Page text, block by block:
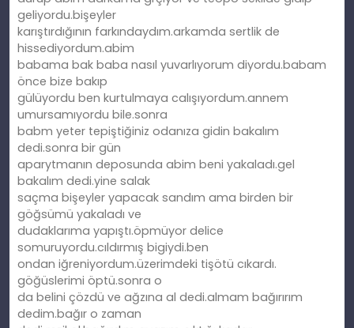
geliyordu.bişeyler
karıştırdığının farkındaydım.arkamda sertlik de
hissediyordum.abim
babama bak baba nasıl yuvarlıyorum diyordu.babam
önce bize bakıp
gülüyordu ben kurtulmaya calışıyordum.annem
umursamıyordu bile.sonra
babm yeter tepiştiğiniz odanıza gidin bakalım
dedi.sonra bir gün
aparytmanın deposunda abim beni yakaladı.gel
bakalım dedi.yine salak
saçma bişeyler yapacak sandım ama birden bir
göğsümü yakaladı ve
dudaklarıma yapıştı.öpmüyor delice
somuruyordu.cıldırmış bigiydi.ben
ondan iğreniyordum.üzerimdeki tişötü cıkardı.
göğüslerimi öptü.sonra o
da belini çözdü ve ağzına al dedi.almam bağırırım
dedim.bağır o zaman